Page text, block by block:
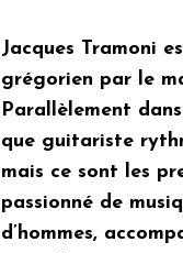
Jacques Tramoni
grégorien par le
Parallèlement
que guitariste
mais ce sont les
passionné de
d’hommes,